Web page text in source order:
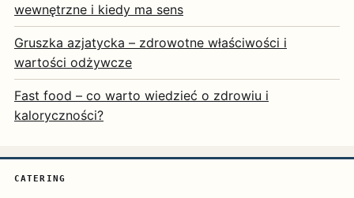
wewnętrzne i kiedy ma sens
Gruszka azjatycka – zdrowotne właściwości i
wartości odżywcze
Fast food – co warto wiedzieć o zdrowiu i
kaloryczności?
CATERING